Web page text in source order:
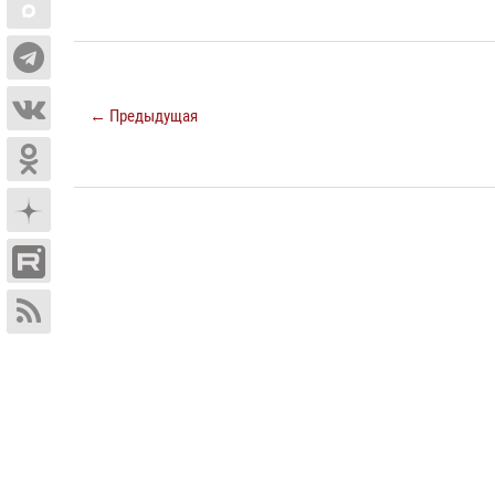
← Предыдущая